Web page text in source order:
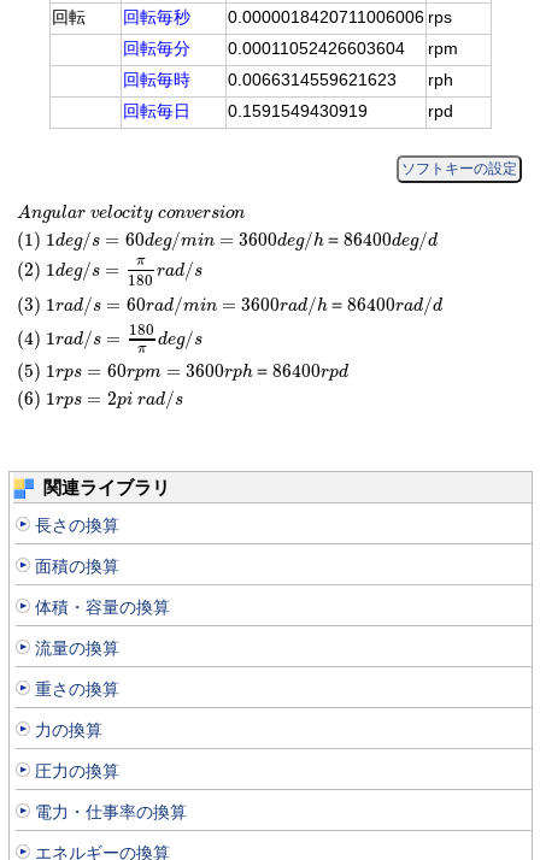
回転
回転毎秒 0.0000018420711006006 rps
回転毎分
0.00011052426603604
rpm
回転毎時
0.0066314559621623
rph
回転毎日
0.1591549430919 rpd
ソフトキーの設定
Angular velocity conversion
(1) 1deg/s = 60deg/min = 3600deg/h ＝ 86400deg/d
(2) 1deg/s = π
180 rad/s
(3) 1rad/s = 60rad/min = 3600rad/h ＝ 86400rad/d
(4) 1rad/s = 180
π
deg/s
(5) 1rps = 60rpm = 3600rph ＝ 86400rpd
(6) 1rps = 2pi rad/s
A a o y on
関連ライブラリ
長さの換算
面積の換算
体積・容量の換算
流量の換算
重さの換算
力の換算
圧力の換算
電力・仕事率の換算
エネルギーの換算